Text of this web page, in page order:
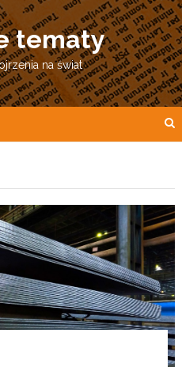
tematy
na świat